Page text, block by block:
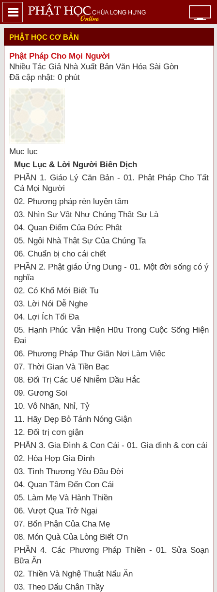
PHẬT HỌC CƠ BẢN
Phật Pháp Cho Mọi Người
Nhiều Tác Giả Nhà Xuất Bản Văn Hóa Sài Gòn
Đã cập nhật: 0 phút
Mục lục
Mục Lục & Lời Người Biên Dịch
PHẦN 1. Giáo Lý Căn Bản - 01. Phật Pháp Cho Tất
Cả Mọi Người
02. Phương pháp rèn luyện tâm
03. Nhìn Sự Vật Như Chúng Thật Sự Là
04. Quan Điểm Của Đức Phật
05. Ngôi Nhà Thật Sự Của Chúng Ta
06. Chuẩn bị cho cái chết
PHẦN 2. Phật giáo Ứng Dung - 01. Một đời sống có ý
nghĩa
02. Có Khổ Mới Biết Tu
03. Lời Nói Dễ Nghe
04. Lợi Ích Tối Đa
05. Hạnh Phúc Vẫn Hiện Hữu Trong Cuộc Sống Hiện
Đại
06. Phương Pháp Thư Giãn Nơi Làm Việc
07. Thời Gian Và Tiền Bạc
08. Đối Trị Các Uế Nhiễm Dầu Hắc
09. Gương Soi
10. Vô Nhãn, Nhỉ, Tỷ
11. Hãy Dẹp Bỏ Tánh Nóng Giận
12. Đối trị cơn giận
PHẦN 3. Gia Đình & Con Cái - 01. Gia đình & con cái
02. Hòa Hợp Gia Đình
03. Tình Thương Yêu Đầu Đời
04. Quan Tâm Đến Con Cái
05. Làm Mẹ Và Hành Thiền
06. Vượt Qua Trở Ngại
07. Bổn Phận Của Cha Mẹ
08. Món Quà Của Lòng Biết Ơn
PHẦN 4. Các Phương Pháp Thiền - 01. Sửa Soạn
Bữa Ăn
02. Thiền Và Nghệ Thuật Nấu Ăn
03. Theo Dấu Chân Thầy